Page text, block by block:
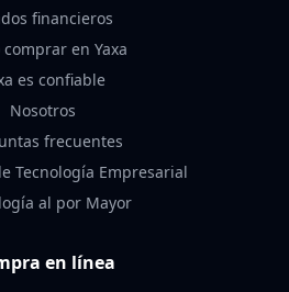
financieros
comprar en Yaxa
es confiable
Nosotros
frecuentes
Tecnología Empresarial
al por Mayor
en línea